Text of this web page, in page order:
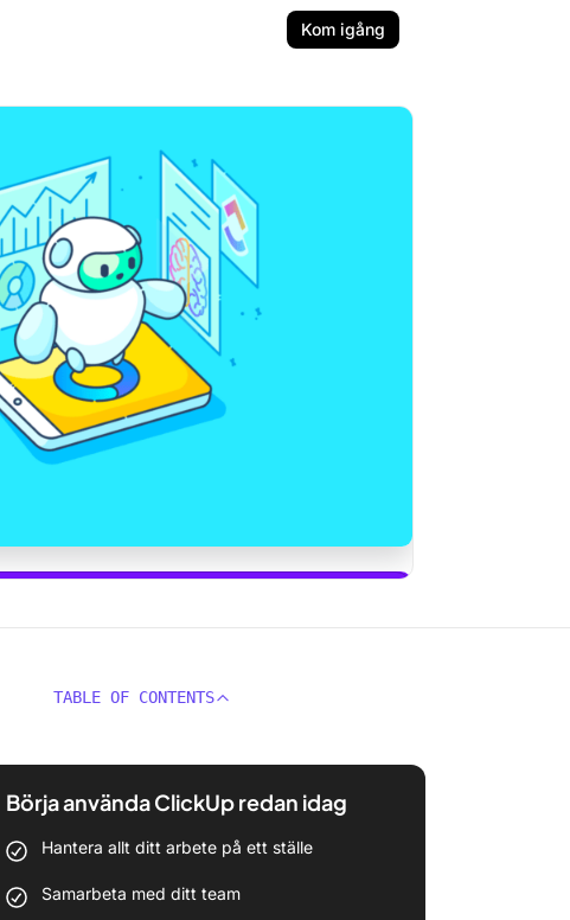
Kom igång
TABLE OF CONTENTS
Börja använda ClickUp redan idag
Hantera allt ditt arbete på ett ställe
Samarbeta med ditt team